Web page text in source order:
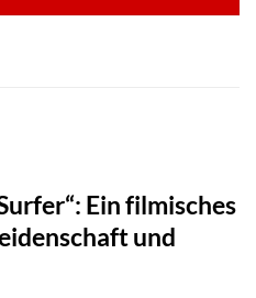
Ein filmisches
und